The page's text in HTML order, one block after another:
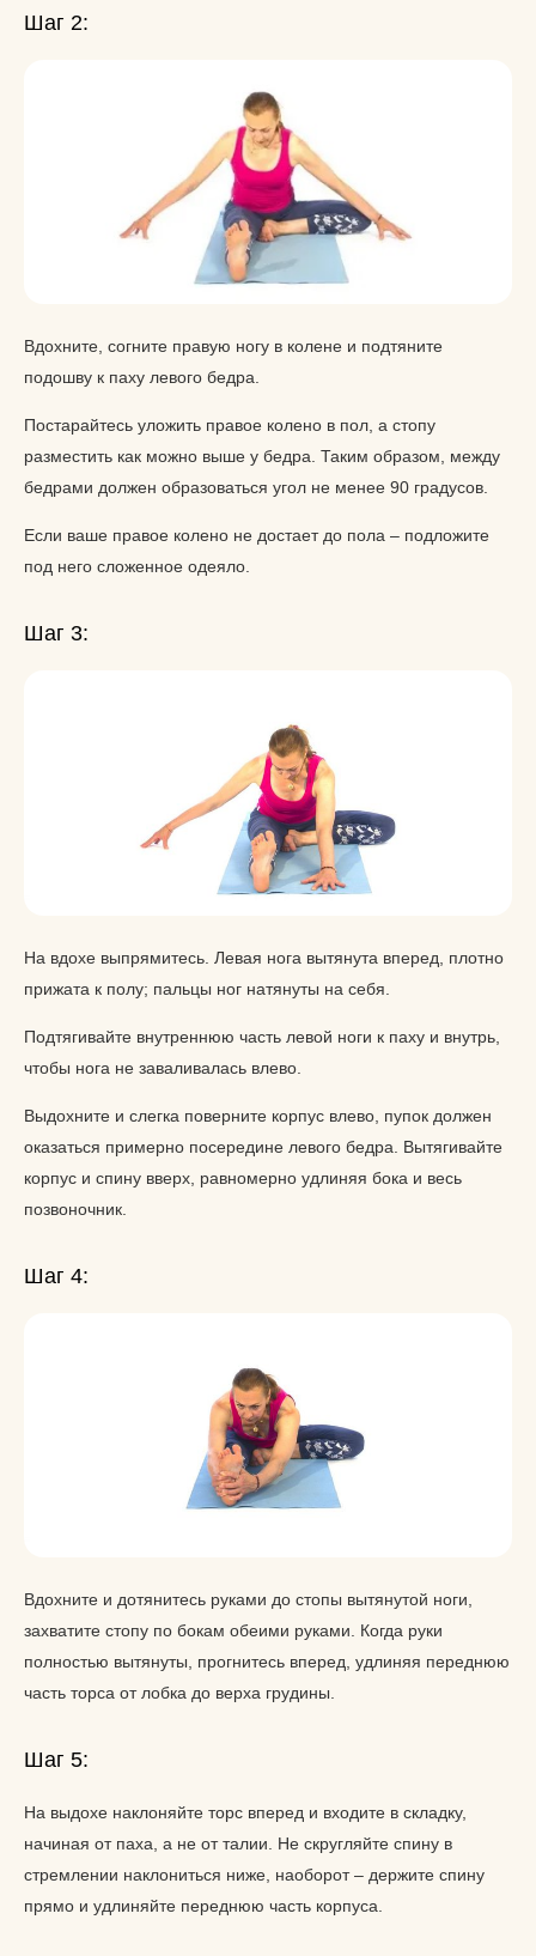
Шаг 2:
Вдохните, согните правую ногу в колене и подтяните
подошву к паху левого бедра.
Постарайтесь уложить правое колено в пол, а стопу
разместить как можно выше у бедра. Таким образом, между
бедрами должен образоваться угол не менее 90 градусов.
Если ваше правое колено не достает до пола – подложите
под него сложенное одеяло.
Шаг 3:
На вдохе выпрямитесь. Левая нога вытянута вперед, плотно
прижата к полу; пальцы ног натянуты на себя.
Подтягивайте внутреннюю часть левой ноги к паху и внутрь,
чтобы нога не заваливалась влево.
Выдохните и слегка поверните корпус влево, пупок должен
оказаться примерно посередине левого бедра. Вытягивайте
корпус и спину вверх, равномерно удлиняя бока и весь
позвоночник.
Шаг 4:
Вдохните и дотянитесь руками до стопы вытянутой ноги,
захватите стопу по бокам обеими руками. Когда руки
полностью вытянуты, прогнитесь вперед, удлиняя переднюю
часть торса от лобка до верха грудины.
Шаг 5:
На выдохе наклоняйте торс вперед и входите в складку,
начиная от паха, а не от талии. Не скругляйте спину в
стремлении наклониться ниже, наоборот – держите спину
прямо и удлиняйте переднюю часть корпуса.